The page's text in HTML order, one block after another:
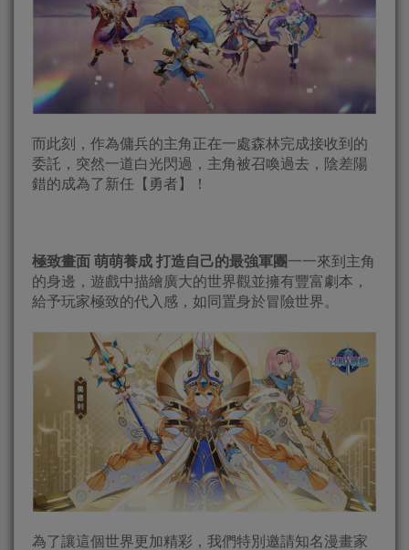
而此刻，作為傭兵的主角正在一處森林完成接收到的
委託，突然一道白光閃過，主角被召喚過去，陰差陽
錯的成為了新任【勇者】！
極致畫面 萌萌養成 打造自己的最強軍團一一來到主角
的身邊，遊戲中描繪廣大的世界觀並擁有豐富劇本，
給予玩家極致的代入感，如同置身於冒險世界。
為了讓這個世界更加精彩，我們特別邀請知名漫畫家